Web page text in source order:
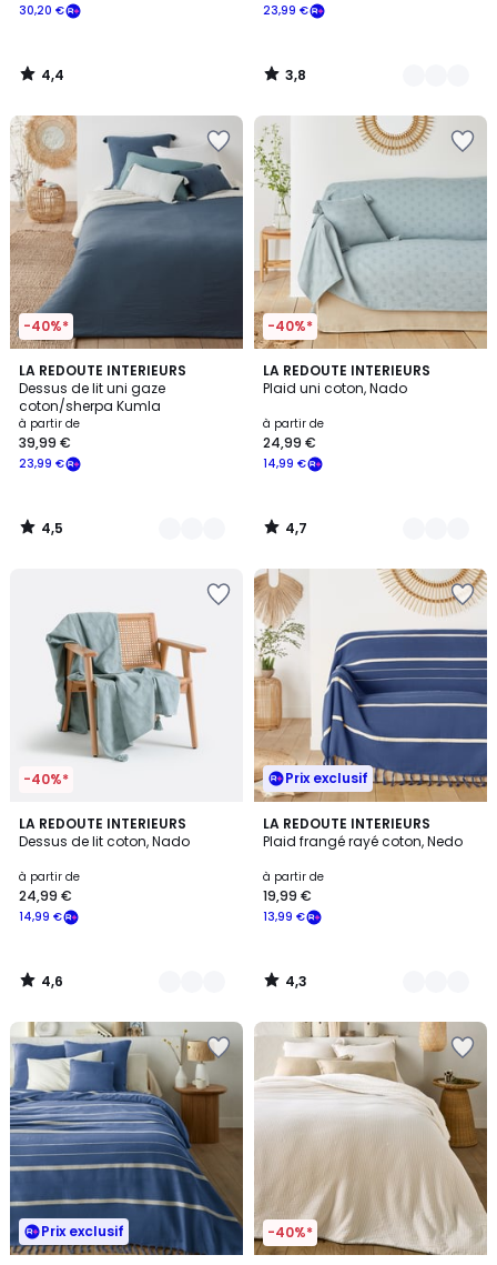
30,20 €
4,4
/
23,99 €
3,8
/
-40%*
LA REDOUTE INTERIEURS
Dessus de lit uni gaze
coton/sherpa Kumla
à partir de
23,99 €
39,99 €
4,5
/ 5
5
Couleurs
4,5
/
-40%*
LA REDOUTE INTERIEURS
Plaid uni coton, Nado
à partir de
14,99 €
24,99 €
4,7
/ 5
3
Couleurs
4,7
/
-40%*
LA REDOUTE INTERIEURS
Dessus de lit coton, Nado
à partir de
14,99 €
24,99 €
4,6
/ 5
3
Couleurs
4,6
/
Prix exclusif
LA REDOUTE INTERIEURS
Plaid frangé rayé coton, Nedo
à partir de
13,99 €
19,99 €
4,3
/ 5
3
Couleurs
4,3
/
Prix exclusif -40%*